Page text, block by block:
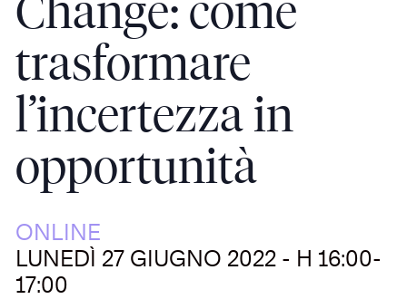
trasformare
l’incertezza in
opportunità
ONLINE
LUNEDÌ 27 GIUGNO 2022 - H 16:00-
17:00